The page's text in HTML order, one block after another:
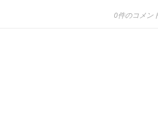
0件のコメン